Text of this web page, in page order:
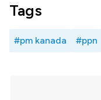
Tags
#pm kanada #ppn